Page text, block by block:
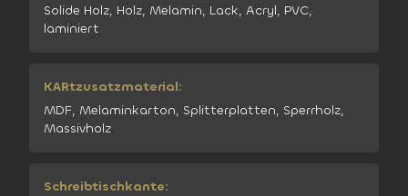
Solide Holz, Holz, Melamin, Lack, Acryl, PVC,
laminiert
KARtzusatzmaterial:
MDF, Melaminkarton, Splitterplatten, Sperrholz,
Massivholz
Schreibtischkante: